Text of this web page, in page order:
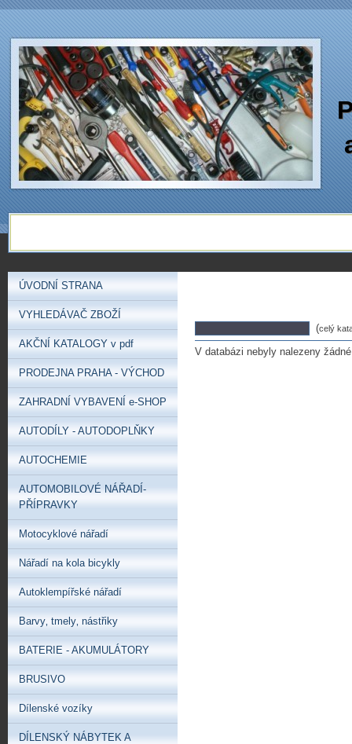
(celý
V databázi nebyly nalezeny
ÚVODNÍ STRANA
VYHLEDÁVAČ ZBOŽÍ
AKČNÍ KATALOGY v pdf
PRODEJNA PRAHA - VÝCHOD
ZAHRADNÍ VYBAVENÍ e-SHOP
AUTODÍLY - AUTODOPLŇKY
AUTOCHEMIE
AUTOMOBILOVÉ NÁŘADÍ-
PŘÍPRAVKY
Motocyklové nářadí
Nářadí na kola bicykly
Autoklempířské nářadí
Barvy‚ tmely‚ nástřiky
BATERIE - AKUMULÁTORY
BRUSIVO
Dílenské vozíky
DÍLENSKÝ NÁBYTEK A